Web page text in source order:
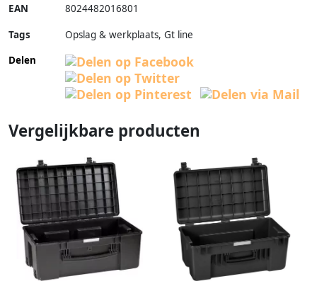
EAN 8024482016801
Tags
Opslag & werkplaats, Gt line
Delen
Vergelijkbare producten